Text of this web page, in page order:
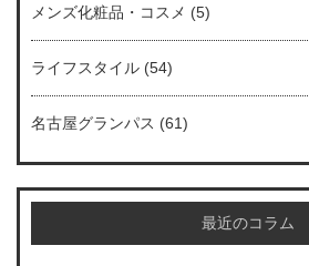
メンズ化粧品・コスメ (5)
ライフスタイル (54)
名古屋グランパス (61)
最近のコラム